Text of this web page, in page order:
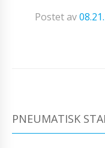
Postet av
PNEUMATISK